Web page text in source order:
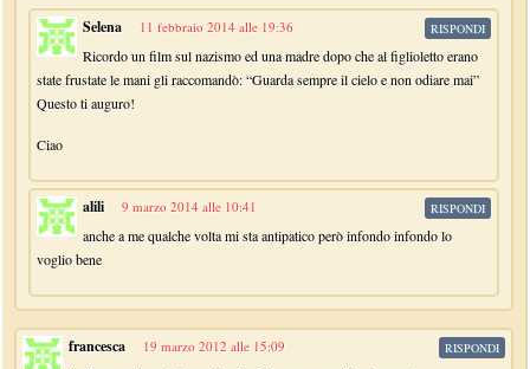
Selena 11 febbraio 2014 alle 19:36
Ricordo un film sul nazismo ed una madre dopo che al figlioletto erano
state frustate le mani gli raccomandò: “Guarda sempre il cielo e non odiare mai”
Questo ti auguro!
Ciao
RISPONDI
alili 9 marzo 2014 alle 10:41
anche a me qualche volta mi sta antipatico però infondo infondo lo
voglio bene
RISPONDI
francesca 19 marzo 2012 alle 15:09 RISPONDI